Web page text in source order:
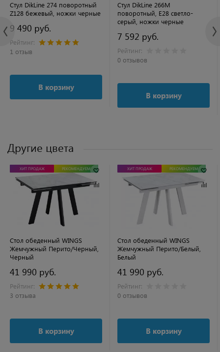
Стул DikLine 274 поворотный
Z128 бежевый, ножки черные
9 490 руб.
Рейтинг:
1 отзыв
В корзину
Стул DikLine 266M
поворотный, E28 светло-
серый, ножки черные
7 592 руб.
Рейтинг:
0 отзывов
В корзину
Другие цвета
ХИТ ПРОДАЖ РЕКОМЕНДУЕМ
Стол обеденный WINGS
Жемчужный Перито/Черный,
Черный
41 990 руб.
Рейтинг:
3 отзыва
В корзину
ХИТ ПРОДАЖ РЕКОМЕНДУЕМ
Стол обеденный WINGS
Жемчужный Перито/Белый,
Белый
41 990 руб.
Рейтинг:
0 отзывов
В корзину